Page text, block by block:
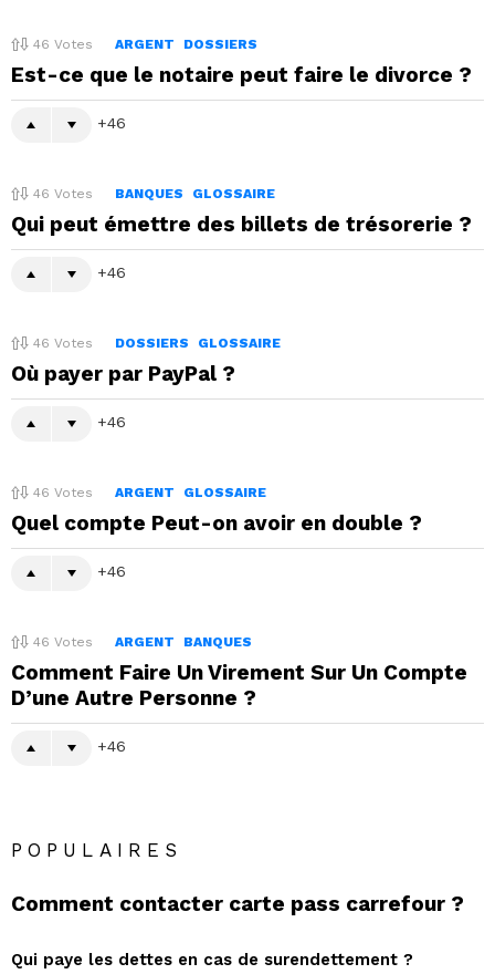
46 Votes ARGENT DOSSIERS
Est-ce que le notaire peut faire le divorce ?
46
46 Votes BANQUES GLOSSAIRE
Qui peut émettre des billets de trésorerie ?
46
46 Votes DOSSIERS GLOSSAIRE
Où payer par PayPal ?
46
46 Votes ARGENT GLOSSAIRE
Quel compte Peut-on avoir en double ?
46
46 Votes ARGENT BANQUES
Comment Faire Un Virement Sur Un Compte
D’une Autre Personne ?
46
POPULAIRES
Comment contacter carte pass carrefour ?
Qui paye les dettes en cas de surendettement ?